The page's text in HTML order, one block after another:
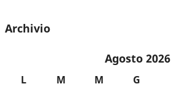
Archivio
Agosto 2026
L M M G